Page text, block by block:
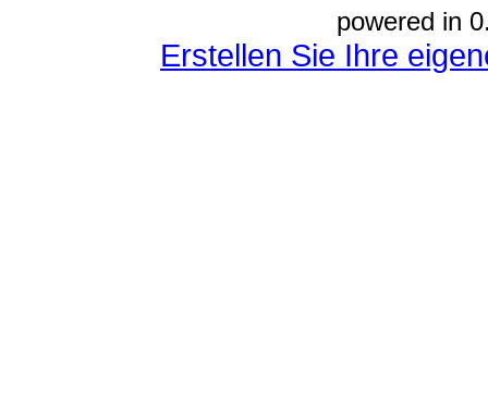
powered in
Erstellen Sie Ihre